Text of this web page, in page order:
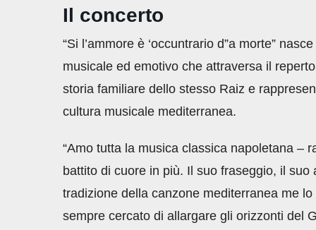
Il concerto
“Si l’ammore è ‘occuntrario d”a morte”
musicale ed emotivo che attraversa il
storia familiare dello stesso Raiz e
cultura musicale mediterranea.
“Amo tutta la musica classica napoletana –
battito di cuore in più. Il suo fraseggio, il
tradizione della canzone mediterranea me
sempre cercato di allargare gli orizzonti del